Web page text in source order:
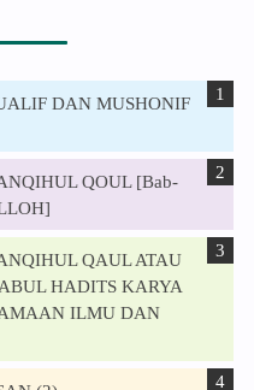
DAN MUSHONIF
QOUL [Bab-
QAUL ATAU
HADITS KARYA
ILMU DAN